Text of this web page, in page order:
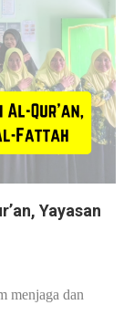
Yayasan
menjaga dan